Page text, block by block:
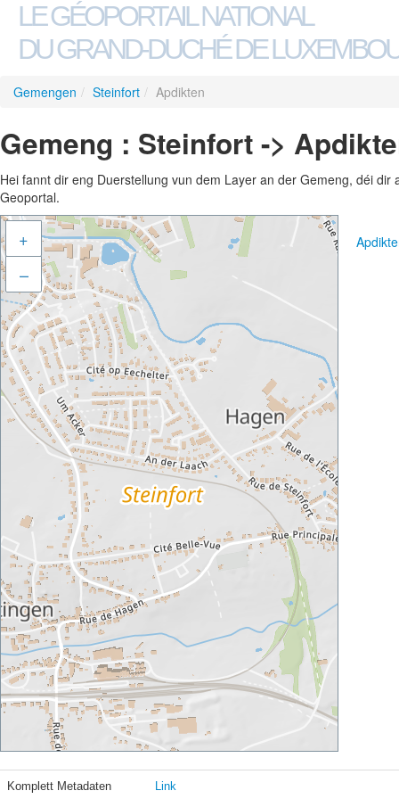
LE GÉOPORTAIL NATIONAL
DU GRAND-DUCHÉ DE
Gemengen / Steinfort / Apdikten
Gemeng : Steinfort ->
Hei fannt dir eng Duerstellung vun dem Layer an der Gemeng, déi
Geoportal.
+
–
Komplett Metadaten Link